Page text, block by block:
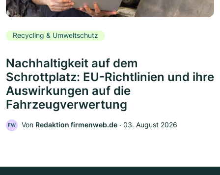
Recycling & Umweltschutz
Nachhaltigkeit auf dem
Schrottplatz: EU-Richtlinien und ihre
Auswirkungen auf die
Fahrzeugverwertung
FW Von Redaktion firmenweb.de ‧ 03. August 2026